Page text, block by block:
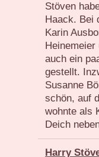
Stöven
Haack. Bei
Karin
auch ein
gestellt.
Susanne
schön, auf
wohnte als
Deich
Harry